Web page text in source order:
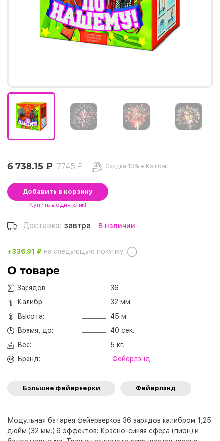
6 738.15 ₽ 7745 ₽ Скидка 13% + Кэшбэк
Добавить в корзину
Купить в один клик!
Доставка: завтра В наличии
+336.91 ₽ на следующую покупку
О товаре
Зарядов:
36
Калибр:
32 мм.
Высота:
45 м.
Время, до:
40 сек.
Вес:
5 кг.
Бренд:
Фейерлэнд
Большие фейерверки Фейерлэнд
Модульная батарея фейерверков 36 зарядов калибром 1,25
дюйм (32 мм.) 6 эффектов: Красно-синяя сфера (пион) и